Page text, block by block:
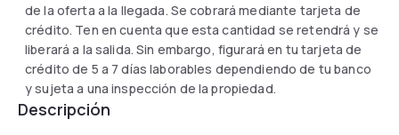
de la oferta a la llegada. Se cobrará mediante tarjeta de
crédito. Ten en cuenta que esta cantidad se retendrá y se
liberará a la salida. Sin embargo, figurará en tu tarjeta de
crédito de 5 a 7 días laborables dependiendo de tu banco
y sujeta a una inspección de la propiedad.
Descripción